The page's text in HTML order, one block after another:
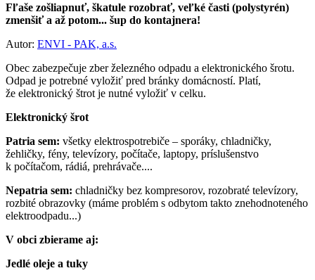
Fľaše zošliapnuť, škatule rozobrať, veľké časti (polystyrén)
zmenšiť a až potom... šup do kontajnera!
Autor: ENVI - PAK, a.s.
Obec zabezpečuje zber železného odpadu a elektronického šrotu.
Odpad je potrebné vyložiť pred bránky domácností. Platí,
že elektronický štrot je nutné vyložiť v celku.
Elektronický šrot
Patria sem: všetky elektrospotrebiče – sporáky, chladničky,
žehličky, fény, televízory, počítače, laptopy, príslušenstvo
k počítačom, rádiá, prehrávače....
Nepatria sem: chladničky bez kompresorov, rozobraté televízory,
rozbité obrazovky (máme problém s odbytom takto znehodnoteného
elektroodpadu...)
V obci zbierame aj:
Jedlé oleje a tuky